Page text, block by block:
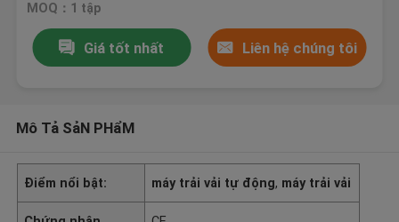
MOQ：1 tập
Giá tốt nhất Liên hệ chúng tôi
Mô Tả SảN PHẩM
Điểm nổi bật: máy trải vải tự động, máy trải vải